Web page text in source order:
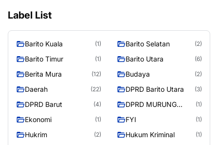
Label List
Barito Kuala (1) Barito Selatan (2)
Barito Timur (1) Barito Utara (6)
Berita Mura (12) Budaya (2)
Daerah (22) DPRD Barito Utara (3)
DPRD Barut (4)
DPRD MURUNG
(1)
Ekonomi (1) FYI (1)
Hukrim (2) Hukum Kriminal (1)